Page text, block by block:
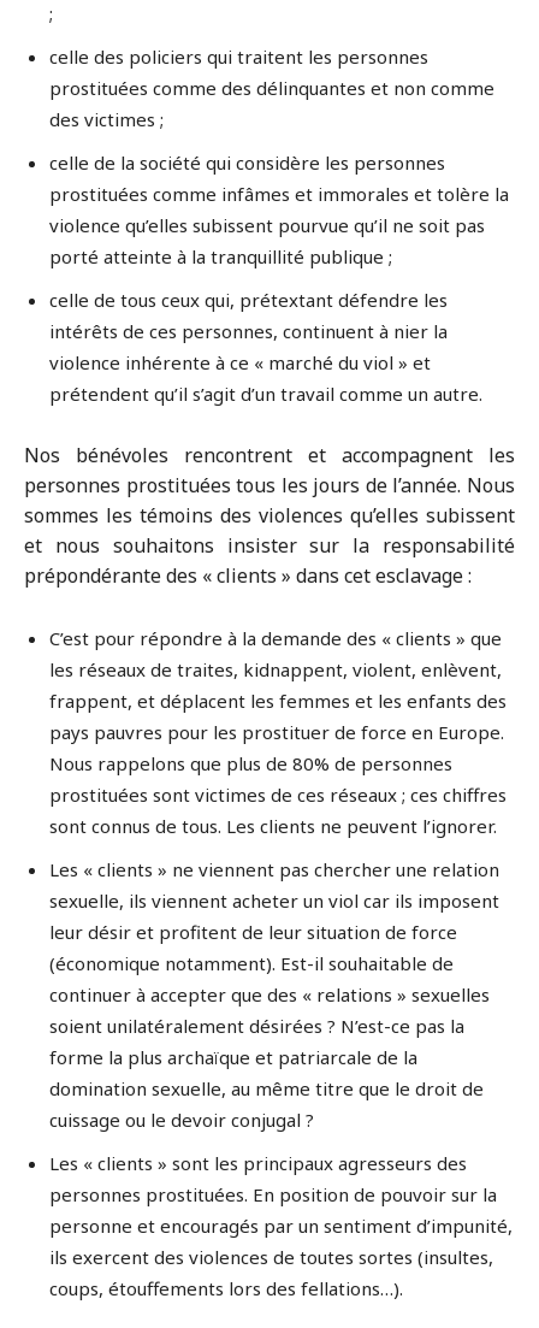
;
celle des policiers qui traitent les personnes
prostituées comme des délinquantes et non comme
des victimes ;
celle de la société qui considère les personnes
prostituées comme infâmes et immorales et tolère la
violence qu’elles subissent pourvue qu’il ne soit pas
porté atteinte à la tranquillité publique ;
celle de tous ceux qui, prétextant défendre les
intérêts de ces personnes, continuent à nier la
violence inhérente à ce « marché du viol » et
prétendent qu’il s’agit d’un travail comme un autre.
Nos bénévoles rencontrent et accompagnent les
personnes prostituées tous les jours de l’année. Nous
sommes les témoins des violences qu’elles subissent
et nous souhaitons insister sur la responsabilité
prépondérante des « clients » dans cet esclavage :
C’est pour répondre à la demande des « clients » que
les réseaux de traites, kidnappent, violent, enlèvent,
frappent, et déplacent les femmes et les enfants des
pays pauvres pour les prostituer de force en Europe.
Nous rappelons que plus de 80% de personnes
prostituées sont victimes de ces réseaux ; ces chiffres
sont connus de tous. Les clients ne peuvent l’ignorer.
Les « clients » ne viennent pas chercher une relation
sexuelle, ils viennent acheter un viol car ils imposent
leur désir et profitent de leur situation de force
(économique notamment). Est-il souhaitable de
continuer à accepter que des « relations » sexuelles
soient unilatéralement désirées ? N’est-ce pas la
forme la plus archaïque et patriarcale de la
domination sexuelle, au même titre que le droit de
cuissage ou le devoir conjugal ?
Les « clients » sont les principaux agresseurs des
personnes prostituées. En position de pouvoir sur la
personne et encouragés par un sentiment d’impunité,
ils exercent des violences de toutes sortes (insultes,
coups, étouffements lors des fellations…).